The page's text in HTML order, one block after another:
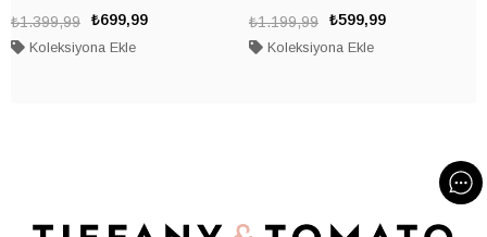
₺699,99
₺1.399,99
Koleksiyona Ekle
₺599,99
₺1.199,99
Koleksiyona Ekle